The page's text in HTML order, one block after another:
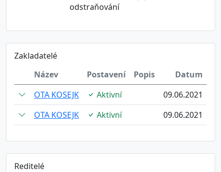
odstraňování
Zakladatelé
Název
Postavení Popis
Datum
OTA KOSEJK
Aktivní
09.06.2021
OTA KOSEJK
Aktivní 09.06.2021
Reditelé